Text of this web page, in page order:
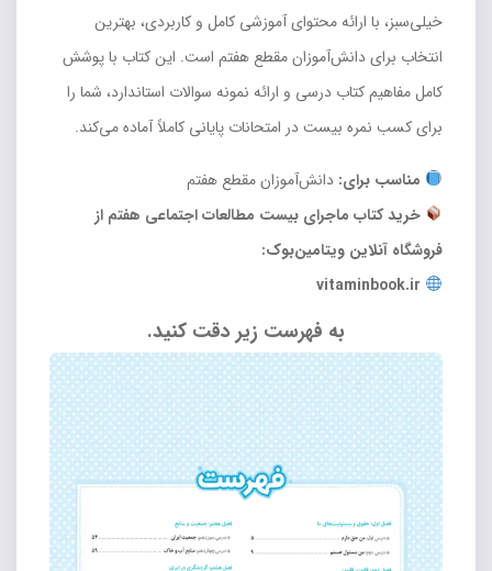
خیلی‌سبز، با ارائه محتوای آموزشی کامل و کاربردی، بهترین
انتخاب برای دانش‌آموزان مقطع هفتم است. این کتاب با پوشش
کامل مفاهیم کتاب درسی و ارائه نمونه سوالات استاندارد، شما را
برای کسب نمره بیست در امتحانات پایانی کاملاً آماده می‌کند.
مناسب برای: دانش‌آموزان مقطع هفتم
خرید کتاب ماجرای بیست مطالعات اجتماعی هفتم از
فروشگاه آنلاین ویتامین‌بوک:
vitaminbook.ir
به فهرست زیر دقت کنید.